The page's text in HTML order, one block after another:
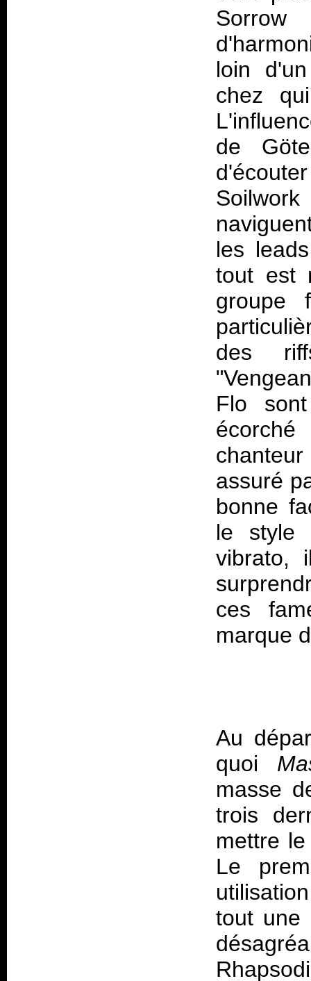
loin
chez
de
les
tout est
groupe
des
Flo
assuré
bonne
le style
vibrato,
ces
Au
quoi
masse
trois
mettre
Le
tout une